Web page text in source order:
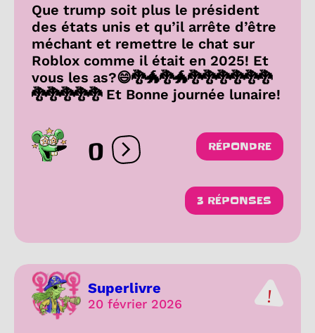
Que trump soit plus le président
des états unis et qu’il arrête d’être
méchant et remettre le chat sur
Roblox comme il était en 2025! Et
vous les as?😄🐉🐲🐉🐲🐉🐉🐉🐉🐉🐉
🐉🐉🐉🐉🐉 Et Bonne journée lunaire!
0 Ouvrir les réactions
RÉPONDRE
3 RÉPONSES
Superlivre
20 février 2026